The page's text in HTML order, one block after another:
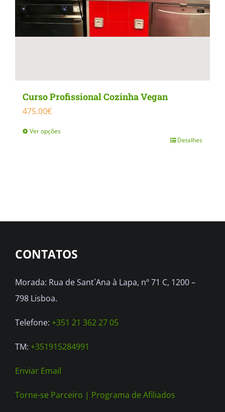
page
Curso Profissional Cozinha Vegan
475.00€
Ver opções
The
may
chosen
on
the
page
Detalhes
CONTATOS
Morada: Rua de Sant`Ana à Lapa, nº 71 C, 1200 –
798 Lisboa.
Telefone: +351 21 362 27 05
TM: +351915284991
Enviar Email
Torne-se Parceiro | Programa de Afiliados